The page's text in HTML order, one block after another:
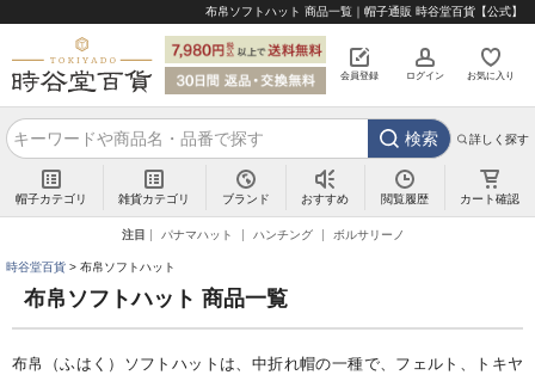
布帛ソフトハット 商品一覧｜帽子通販 時谷堂百貨【公式】
会員登録 ログイン お気に入り
検索 詳しく探す
帽子カテゴリ 雑貨カテゴリ ブランド おすすめ 閲覧履歴 カート確認
注目 パナマハット ハンチング ボルサリーノ
時谷堂百貨 布帛ソフトハット
布帛ソフトハット 商品一覧
布帛（ふはく）ソフトハットは、中折れ帽の一種で、フェルト、トキヤ